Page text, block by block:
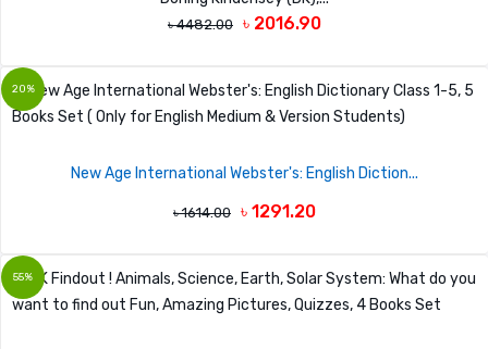
৳ 4482.00 ৳ 2016.90
20%
New Age International Webster's: English Diction...
৳ 1614.00 ৳ 1291.20
55%